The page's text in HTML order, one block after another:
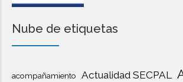
Nube de etiquetas
acompañamiento Actualidad SECPAL